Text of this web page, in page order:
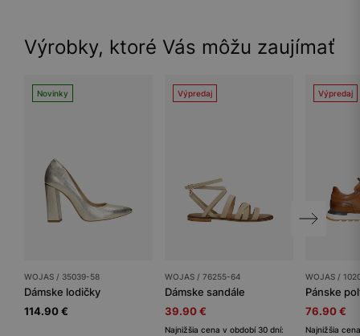
Výrobky, ktoré Vás môžu zaujímať
Novinky
WOJAS / 35039-58
Dámske lodičky
114.90 €
Výpredaj
WOJAS / 76255-64
Dámske sandále
39.90 €
Najnižšia cena v období 30 dní:
Výpredaj
WOJAS /
Pánske
76.90 €
Najnižšia